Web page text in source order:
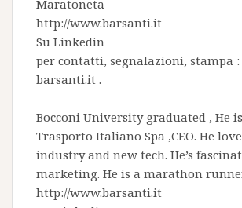
Maratoneta
http://www.barsanti.it
Su Linkedin
per contatti, segnalazioni, stampa
barsanti.it .
—
Bocconi University graduated , He is
Trasporto Italiano Spa ,CEO. He
industry and new tech. He’s
marketing. He is a marathon
http://www.barsanti.it